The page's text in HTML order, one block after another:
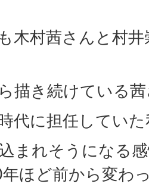
木村茜さんと村
描き続けている
代に担任してい
まれそうになる
ほど前から変わ